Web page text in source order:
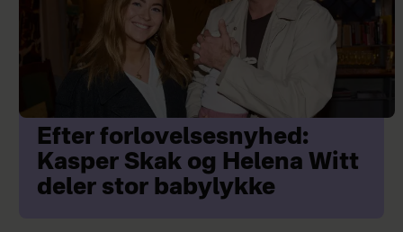
Efter forlovelsesnyhed:
Kasper Skak og Helena Witt
deler stor babylykke